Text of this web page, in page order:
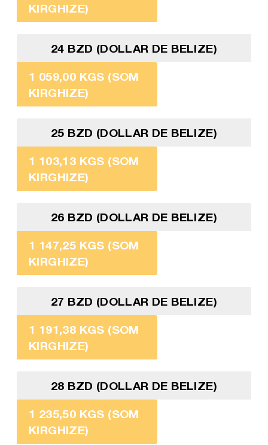
KIRGHIZE)
24 BZD (DOLLAR DE BELIZE)
1 059,00 KGS (SOM
KIRGHIZE)
25 BZD (DOLLAR DE BELIZE)
1 103,13 KGS (SOM
KIRGHIZE)
26 BZD (DOLLAR DE BELIZE)
1 147,25 KGS (SOM
KIRGHIZE)
27 BZD (DOLLAR DE BELIZE)
1 191,38 KGS (SOM
KIRGHIZE)
28 BZD (DOLLAR DE BELIZE)
1 235,50 KGS (SOM
KIRGHIZE)